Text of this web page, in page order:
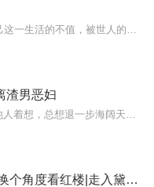
渣男恶妇
【免费】林黛玉笔记|换个角度看红楼|走入黛玉内心